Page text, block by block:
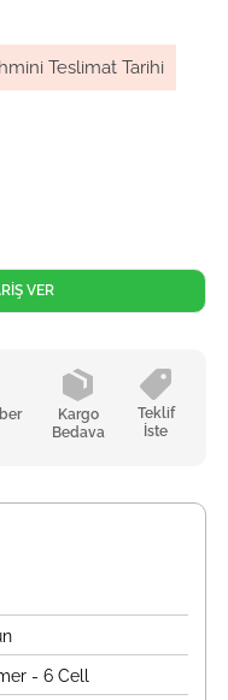
Teslimat Tarihi
Kargo
Bedava
Teklif
İste
VER
- 6 Cell